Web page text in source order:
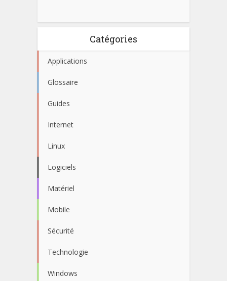
Catégories
Applications
Glossaire
Guides
Internet
Linux
Logiciels
Matériel
Mobile
Sécurité
Technologie
Windows